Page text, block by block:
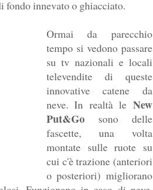
fondo innevato o ghiacciato.
Ormai da parecchio
tempo si vedono passare
su tv nazionali e locali
televendite di queste
innovative catene da
neve. In realtà le New
Put&Gosono delle
fascette, una volta
montate sulle ruote su
cui c'è trazione (anteriori
o posteriori) migliorano